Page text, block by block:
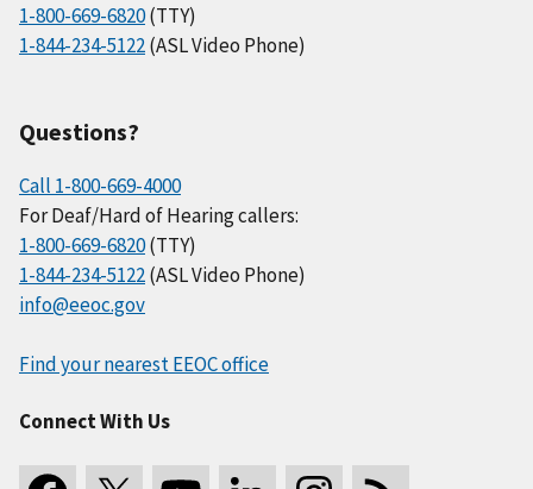
1-800-669-6820(TTY)
1-844-234-5122(ASL Video Phone)
Questions?
Call 1-800-669-4000
For Deaf/Hard of Hearing callers:
1-800-669-6820(TTY)
1-844-234-5122(ASL Video Phone)
info@eeoc.gov
Find your nearest EEOC office
Connect With Us